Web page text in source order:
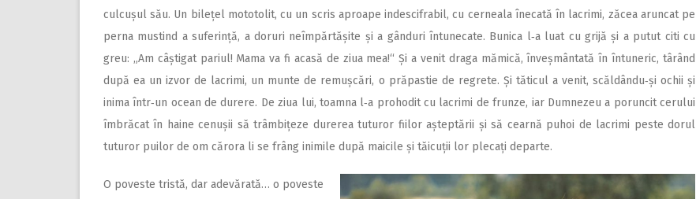
culcușul său. Un bilețel mototolit, cu un scris aproape indescifrabil, cu cerneala înecată în lacrimi, zăcea aruncat pe
perna mustind a suferință, a doruri neîmpărtășite și a gânduri întunecate. Bunica l‑a luat cu grijă și a putut citi cu
greu: „Am câștigat pariul! Mama va fi acasă de ziua mea!“ Și a venit draga mămică, înveșmântată în întuneric, târând
după ea un izvor de lacrimi, un munte de remușcări, o prăpastie de regrete. Și tăticul a venit, scăldându‑și ochii și
inima într‑un ocean de durere. De ziua lui, toamna l‑a prohodit cu lacrimi de frunze, iar Dumnezeu a poruncit cerului
îmbrăcat în haine cenușii să trâmbițeze durerea tuturor fiilor așteptării și să cearnă puhoi de lacrimi peste dorul
tuturor puilor de om cărora li se frâng inimile după maicile și tăicuții lor plecați departe.
O poveste tristă, dar adevărată… o poveste